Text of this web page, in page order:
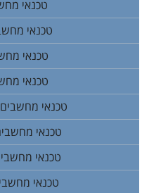
טכנאי
טכנאי
טכנאי
טכנאי
טכנאי מחשבים
טכנאי
טכנאי
טכנאי